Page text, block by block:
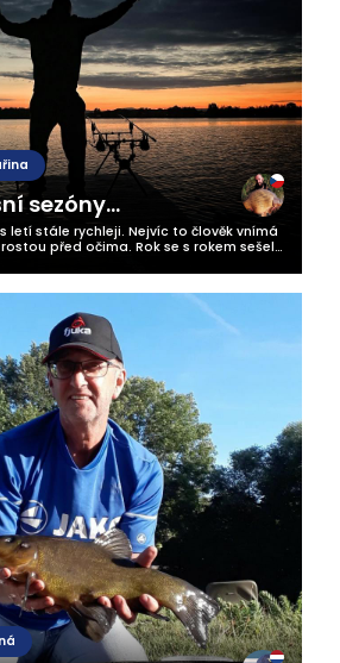
sezóny...
letí stále rychleji. Nejvíc to člověk vnímá
před očima. Rok se s rokem sešel